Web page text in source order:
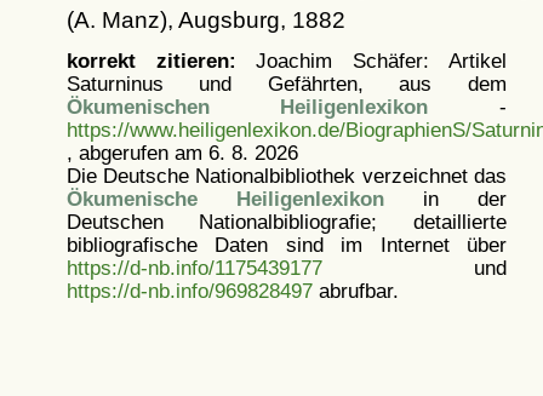
(A. Manz), Augsburg, 1882
korrekt zitieren: Joachim Schäfer: Artikel
Saturninus und Gefährten, aus dem
Ökumenischen Heiligenlexikon -
https://www.heiligenlexikon.de/BiographienS/
, abgerufen am 6. 8. 2026
Die Deutsche Nationalbibliothek verzeichnet das
Ökumenische Heiligenlexikonin der
Deutschen Nationalbibliografie; detaillierte
bibliografische Daten sind im Internet über
https://d-nb.info/1175439177und
https://d-nb.info/969828497abrufbar.